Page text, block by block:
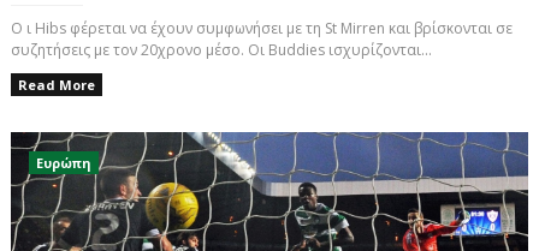
O ι Hibs φέρεται να έχουν συμφωνήσει με τη St Mirren και βρίσκονται σε
συζητήσεις με τον 20χρονο μέσο. Οι Buddies ισχυρίζονται...
Read More
Ευρώπη